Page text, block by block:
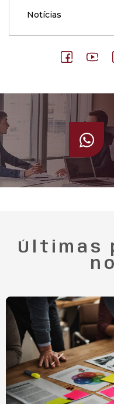
Notícias
Últimas